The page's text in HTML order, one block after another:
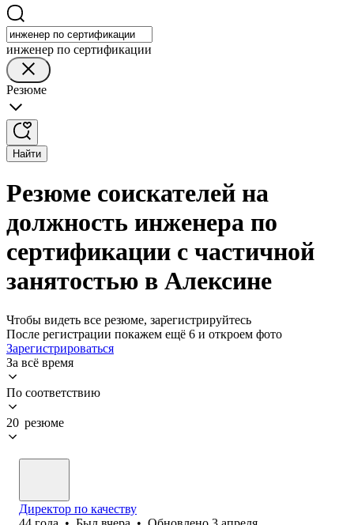
инженер по сертификации
Резюме
Найти
Резюме соискателей на
должность инженера по
сертификации с частичной
занятостью в Алексине
Чтобы видеть все резюме, зарегистрируйтесь
После регистрации покажем ещё 6 и откроем фото
Зарегистрироваться
За всё время
По соответствию
20 резюме
Директор по качеству